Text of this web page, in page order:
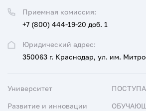
Юридический адрес:
350063 г. Краснодар, ул. им.
Приемная комиссия:
+7 (800) 444-19-20 доб. 1
Университет
Развитие и инновации